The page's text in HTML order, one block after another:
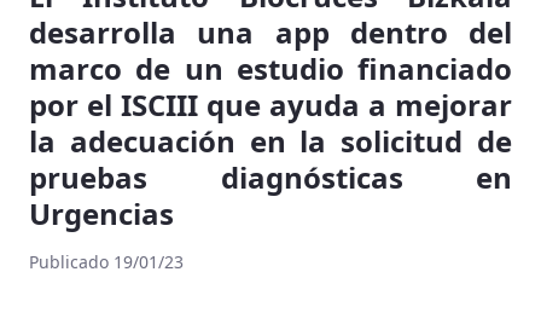
desarrolla una app dentro del
marco de un estudio financiado
por el ISCIII que ayuda a mejorar
la adecuación en la solicitud de
pruebas diagnósticas en
Urgencias
Publicado 19/01/23